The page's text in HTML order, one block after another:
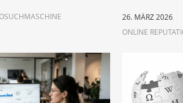
SUCHMASCHINE
26. MÄRZ 2026
ONLINE